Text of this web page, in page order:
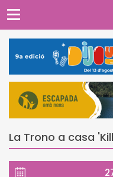
La Trono a casa